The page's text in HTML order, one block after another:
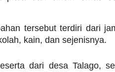
tersebut terdiri dari
kain, dan sejenisnya.
dari desa Talago,